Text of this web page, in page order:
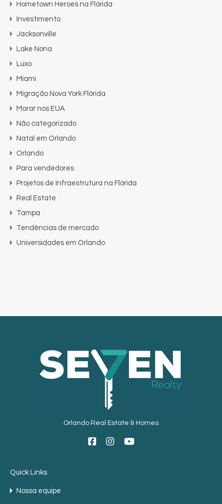
Hometown Heroes na Flórida
Investimento
Jacksonville
Lake Nona
Luxo
Miami
Migração Nova York Flórida
Morar nos EUA
Não categorizado
Natal em Orlando
Orlando
Para vendedores
Projetos de Infraestrutura na Flórida
Real Estate
Tampa
Tendências de mercado
Universidades em Orlando
Orlando Real Estate & Homes
Quick Links
Nossa equipe